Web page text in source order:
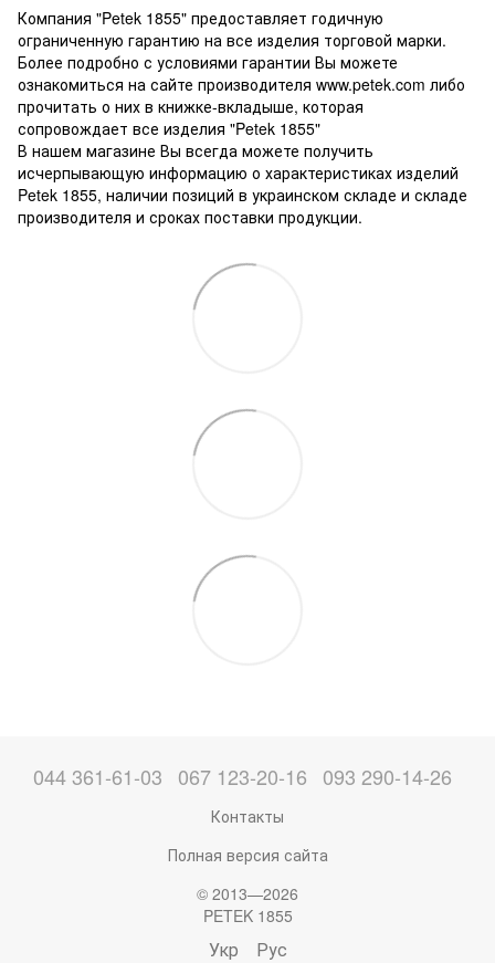
Компания "Petek 1855" предоставляет годичную
ограниченную гарантию на все изделия торговой марки.
Более подробно с условиями гарантии Вы можете
ознакомиться на сайте производителя www.petek.com либо
прочитать о них в книжке-вкладыше, которая
сопровождает все изделия "Petek 1855"
В нашем магазине Вы всегда можете получить
исчерпывающую информацию о характеристиках изделий
Petek 1855, наличии позиций в украинском складе и складе
производителя и сроках поставки продукции.
044 361-61-03 067 123-20-16 093 290-14-26
Контакты
Полная версия сайта
© 2013—2026
PETEK 1855
Укр Рус